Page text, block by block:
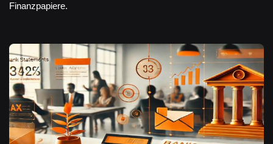
Finanzpapiere.